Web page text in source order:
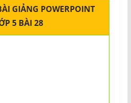
GIẢNG POWERPOINT
5 BÀI 28